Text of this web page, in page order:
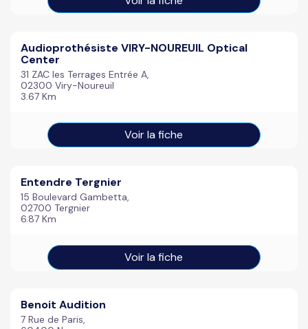
Audioprothésiste VIRY-NOUREUIL Optical
Center
31 ZAC les Terrages Entrée A,
02300 Viry-Noureuil
3.67 Km
Voir la fiche
Entendre Tergnier
15 Boulevard Gambetta,
02700 Tergnier
6.87 Km
Voir la fiche
Benoit Audition
7 Rue de Paris,